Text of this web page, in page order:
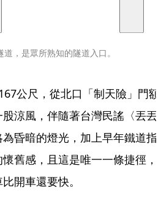
，是眾所熟知的隧道入口。
公尺，從北口「制天險」門額
涼風，伴隨著台灣民謠〈丟丟
昏暗的燈光，加上早年鐵道指
舊感，且這是唯一一條捷徑，
開車還要快。